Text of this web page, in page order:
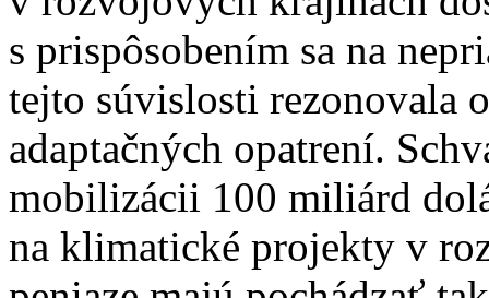
s prispôsobením sa na
tejto súvislosti rezonovala
adaptačných opatrení.
mobilizácii 100 miliárd
na klimatické projekty v